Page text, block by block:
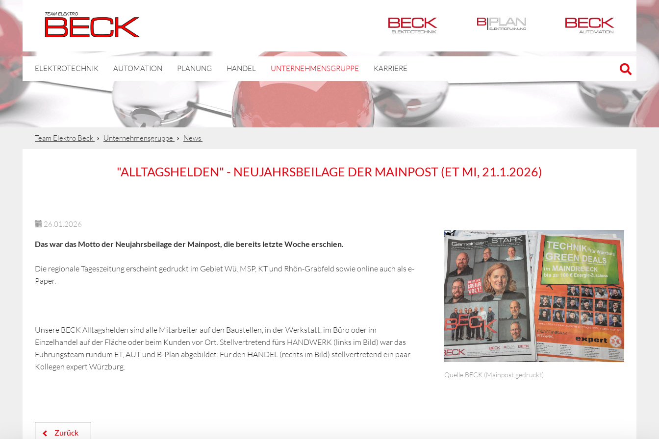
ELEKTROTECHNIK AUTOMATION PLANUNG HANDEL UNTERNEHMENSGRUPPE KARRIERE
Team Elektro Beck Unternehmensgruppe News
"ALLTAGSHELDEN" - NEUJAHRSBEILAGE DER MAINPOST (ET MI, 21.1.2026)
26.01.2026
Das war das Motto der Neujahrsbeilage der Mainpost, die bereits letzte Woche erschien.
Die regionale Tageszeitung erscheint gedruckt im Gebiet Wü. MSP, KT und Rhön-Grabfeld sowie online auch als e-
Paper.
Unsere BECK Alltagshelden sind alle Mitarbeiter auf den Baustellen, in der Werkstatt, im Büro oder im
Einzelhandel auf der Fläche oder beim Kunden vor Ort. Stellvertretend fürs HANDWERK (links im Bild) war das
Führungsteam rundum ET, AUT und B-Plan abgebildet. Für den HANDEL (rechts im Bild) stellvertretend ein paar
Kollegen expert Würzburg.
Quelle BECK (Mainpost gedruckt)
Zurück